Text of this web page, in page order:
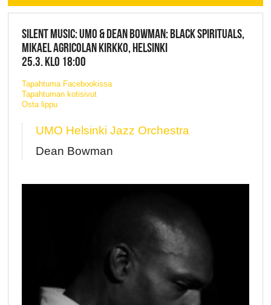
SILENT MUSIC: UMO & DEAN BOWMAN: BLACK SPIRITUALS,
MIKAEL AGRICOLAN KIRKKO, HELSINKI
25.3. KLO 18:00
Tapahtuma Facebookissa
Tapahtuman kotisivut
Osta lippu
UMO Helsinki Jazz Orchestra
Dean Bowman